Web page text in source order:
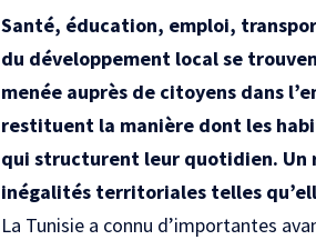
Santé, éducation, emploi,
du développement local se
menée auprès de citoyens dans
restituent la manière dont les
qui structurent leur quotidien. Un
inégalités territoriales telles
La Tunisie a connu d’importantes